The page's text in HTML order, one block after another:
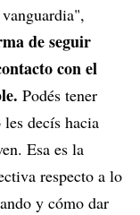
de seguir
con el
Podés tener
decís hacia
Esa es la
respecto a lo
y cómo dar